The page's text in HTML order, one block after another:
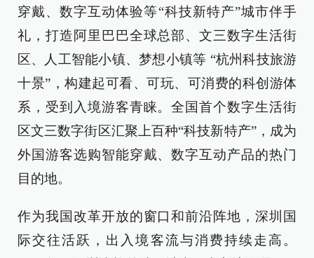
穿戴、数字互动体验等“科技新特产”城市伴手
礼，打造阿里巴巴全球总部、文三数字生活街
区、人工智能小镇、梦想小镇等 “杭州科技旅游
十景”，构建起可看、可玩、可消费的科创游体
系，受到入境游客青睐。全国首个数字生活街
区文三数字街区汇聚上百种“科技新特产”，成为
外国游客选购智能穿戴、数字互动产品的热门
目的地。
作为我国改革开放的窗口和前沿阵地，深圳国
际交往活跃，出入境客流与消费持续走高。